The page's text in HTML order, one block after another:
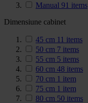
Manual 91 items
Dimensiune cabinet
45 cm 11 items
50 cm 7 items
55 cm 5 items
60 cm 48 items
70 cm 1 item
75 cm 1 item
80 cm 50 items